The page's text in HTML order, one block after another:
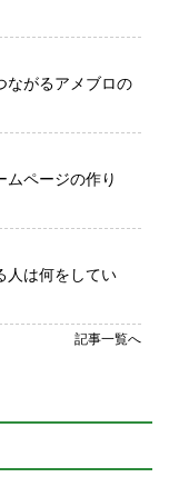
ながるアメブロの
ムページの作り
人は何をしてい
記事一覧へ